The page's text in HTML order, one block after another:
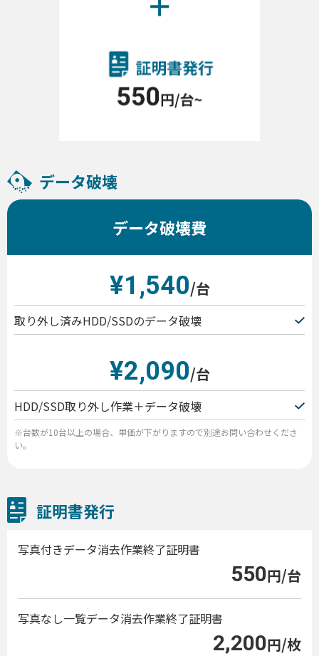
データ破壊
データ破壊費
¥1,540/台
取り外し済みHDD/SSDのデータ破壊
¥2,090/台
HDD/SSD取り外し作業＋データ破壊
※台数が10台以上の場合、単価が下がりますので別途お問い合わせくださ
い。
証明書発行
写真付きデータ消去作業終了証明書
550円/台
写真なし一覧データ消去作業終了証明書
2,200円/枚